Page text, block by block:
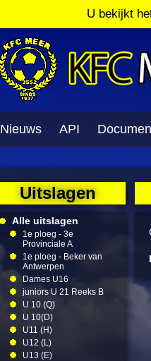
U bekijkt
Nieuws API
Uitslagen
Alle uitslagen
1e ploeg - 3e
Provinciale A
1e ploeg - Beker van
Antwerpen
Dames U16
juniors U 21 Reeks B
U 10 (Q)
U 10(D)
U11 (H)
U12 (L)
U13 (E)